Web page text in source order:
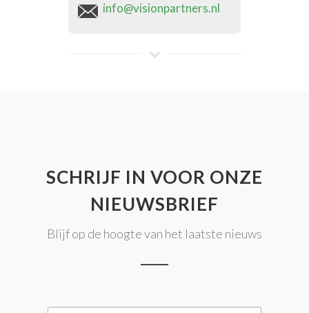
info@visionpartners.nl
SCHRIJF IN VOOR ONZE
NIEUWSBRIEF
Blijf op de hoogte van het laatste nieuws